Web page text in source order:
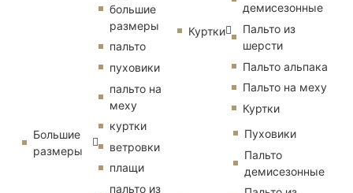
Большие
размеры
большие
размеры
пальто
пуховики
пальто на
меху
куртки
ветровки
плащи
пальто из
Куртки
демисезонные
Пальто из
шерсти
Пальто альпака
Пальто на меху
Куртки
Пуховики
Пальто
демисезонные